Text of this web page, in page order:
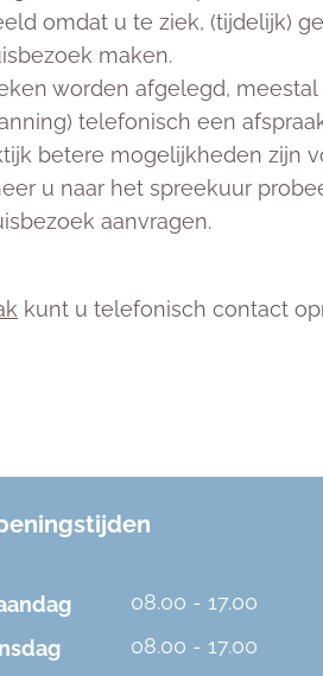
omdat u te ziek, (tijdelijk)
maken.
worden afgelegd, meestal
telefonisch een
betere mogelijkheden zijn
u naar het spreekuur
aanvragen.
kunt u telefonisch contact
08.00 - 17.00
08.00 - 17.00